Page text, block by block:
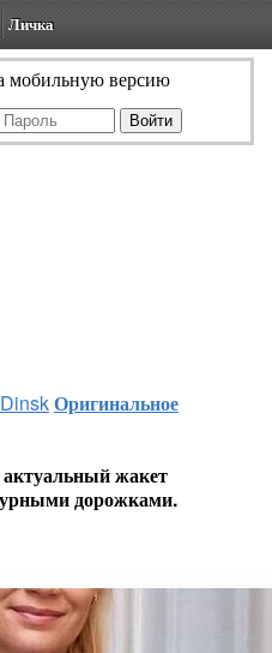
Личка
мобильную версию
Оригинальное
жакет
дорожками.